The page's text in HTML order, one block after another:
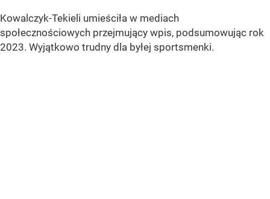
Kowalczyk-Tekieli umieściła w mediach
społecznościowych przejmujący wpis, podsumowując rok
2023. Wyjątkowo trudny dla byłej sportsmenki.